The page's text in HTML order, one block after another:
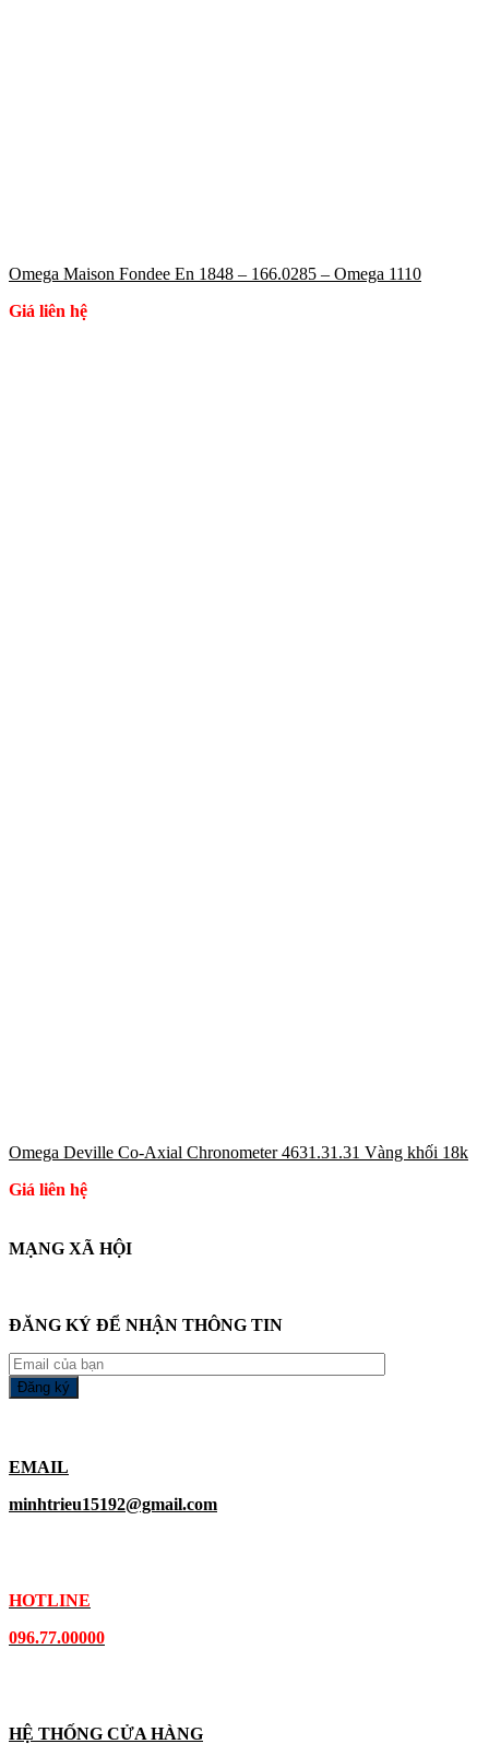
Omega Maison Fondee En 1848 – 166.0285 – Omega 1110
Giá liên hệ
Omega Deville Co-Axial Chronometer 4631.31.31 Vàng khối 18k
Giá liên hệ
MẠNG XÃ HỘI
ĐĂNG KÝ ĐỂ NHẬN THÔNG TIN
EMAIL
minhtrieu15192@gmail.com
HOTLINE
096.77.00000
HỆ THỐNG CỬA HÀNG